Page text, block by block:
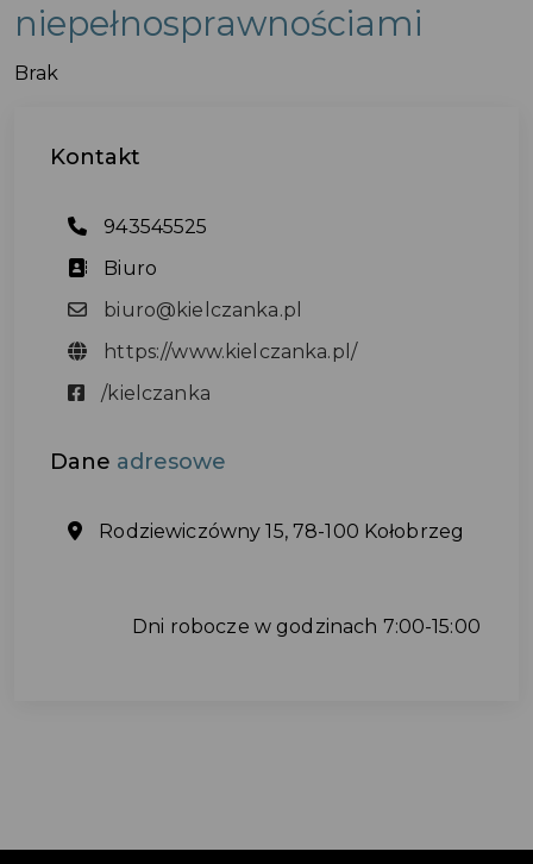
niepełnosprawnościami
Brak
Kontakt
943545525
Biuro
biuro@kielczanka.pl
https://www.kielczanka.pl/
/kielczanka
Dane adresowe
Rodziewiczówny 15, 78-100 Kołobrzeg
Dni robocze w godzinach 7:00-15:00